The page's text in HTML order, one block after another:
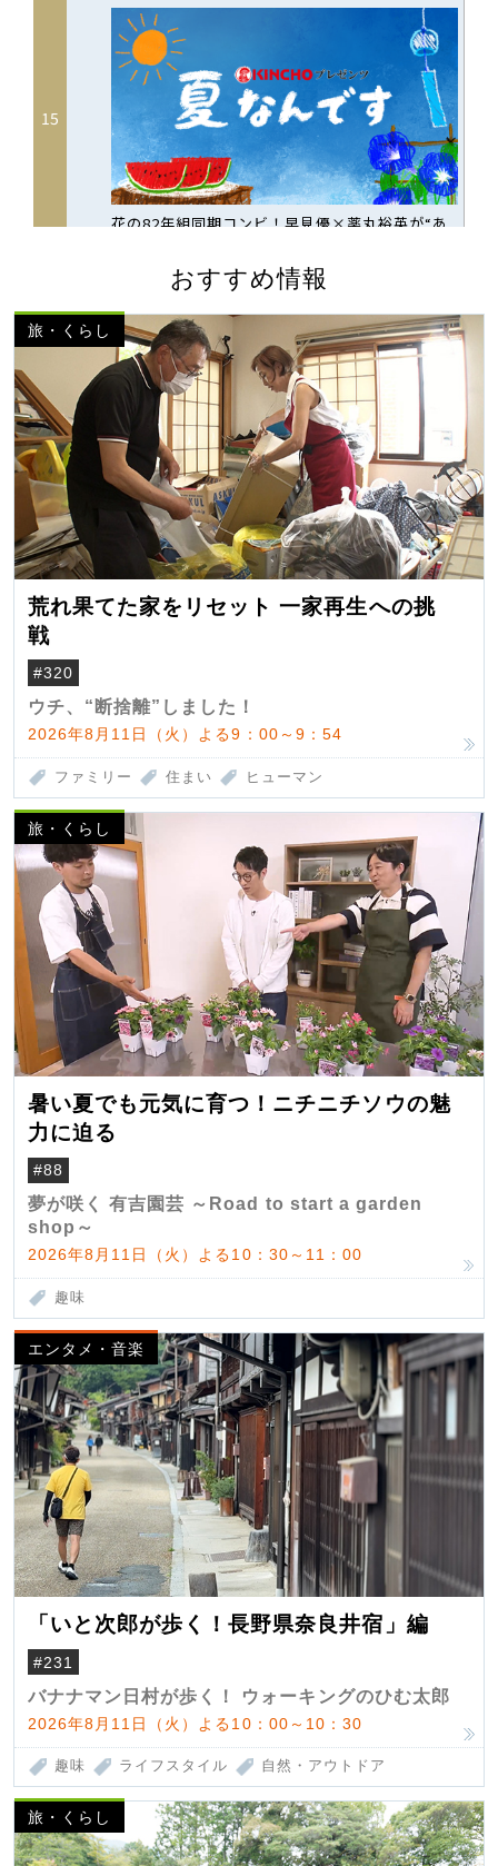
おすすめ情報
旅・くらし
荒れ果てた家をリセット 一家再生への挑
戦
#320
ウチ、“断捨離”しました！
2026年8月11日（火）よる9：00～9：54
ファミリー 住まい ヒューマン
旅・くらし
暑い夏でも元気に育つ！ニチニチソウの魅
力に迫る
#88
夢が咲く 有吉園芸 ～Road to start a garden
shop～
2026年8月11日（火）よる10：30～11：00
趣味
エンタメ・音楽
「いと次郎が歩く！長野県奈良井宿」編
#231
バナナマン日村が歩く！ ウォーキングのひむ太郎
2026年8月11日（火）よる10：00～10：30
趣味 ライフスタイル 自然・アウトドア
旅・くらし